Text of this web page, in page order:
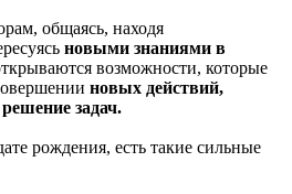
общаясь, находя
новыми знаниями в
возможности, которые
новых действий,
задач.
рождения, есть такие сильные